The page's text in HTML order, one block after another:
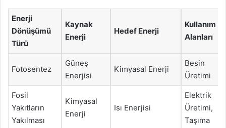
Enerji
Dönüşümü
Türü
Kaynak
Enerji
Hedef Enerji
Kullanım
Alanları
Fotosentez
Güneş
Enerjisi
Kimyasal Enerji
Besin
Üretimi
Fosil
Yakıtların
Yakılması
Kimyasal
Enerji
Isı Enerjisi
Elektrik
Üretimi,
Taşıma